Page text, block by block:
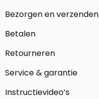
Bezorgen en verzenden
Betalen
Retourneren
Service & garantie
Instructievideo’s